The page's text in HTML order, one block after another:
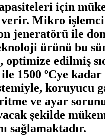
için
verir. Mikro
jeneratörü ile
ürünü bu
optimize edilmiş
1500 ºCye
koruyucu
ve ayar
şekilde
sağlamaktadır.